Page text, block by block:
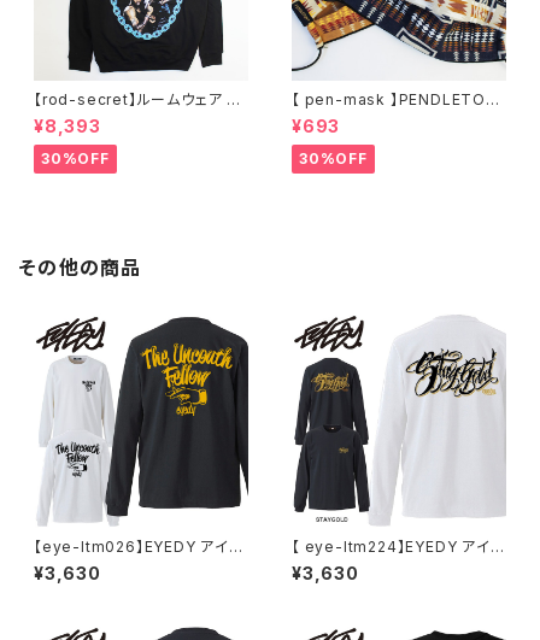
【rod-secret】ルームウェア フ
ーディー アーティスト バンド ア
ウトドア RODMAN BRAND ロ
ッドマンブランド Dennis Rod
man RODAMAN SECRET H
¥8,393
30%OFF
【 pen-mask 】PENDLETON
ペンドルトン ファッションマス
ク アウトドア フリーサイズ アウ
トドア 通勤 通学 通気性 マスク
乾燥しない 蒸れない
¥693
30%OFF
その他の商品
【eye-ltm026】EYEDY アイデ
ィー 大きいサイズ メンズ ロング
tシャツ ロンt THE UNCOUTH
¥3,630
【 eye-ltm224】EYEDY アイデ
ィー 大きいサイズ メンズ ロング
Tシャツ STAY GOLD ロンT
¥3,630